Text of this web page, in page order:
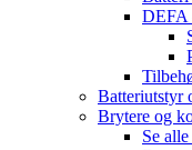
DEFA
Batteriutstyr
Brytere og
Se alle